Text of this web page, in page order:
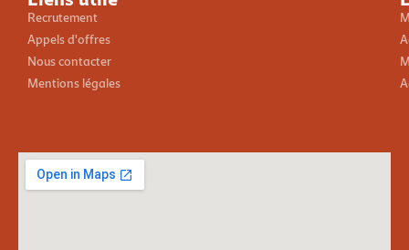
Recrutement
Appels d'offres
Nous contacter
Mentions légales